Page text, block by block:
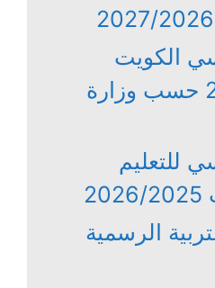
الكويت
2026 – 2027 حسب وزارة
للتعليم
الرسمية